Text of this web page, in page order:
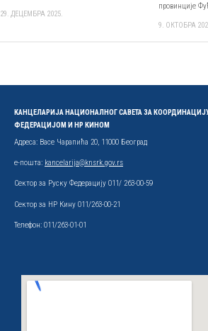
29. ДЕЦЕМБРА 2025.
провинције
9. ОКТОБРА
КАНЦЕЛАРИЈА НАЦИОНАЛНОГ САВЕТА ЗА
ФЕДЕРАЦИЈОМ И НР КИНОМ
Адреса: Васе Чарапића 20, 11000 Београд
е-пошта: kancelarija@knsrk.gov.rs
Сектор за Руску Федерацију 011/ 263-00-59
Сектор за НР Кину 011/263-00-21
Телефон: 011/263-01-01